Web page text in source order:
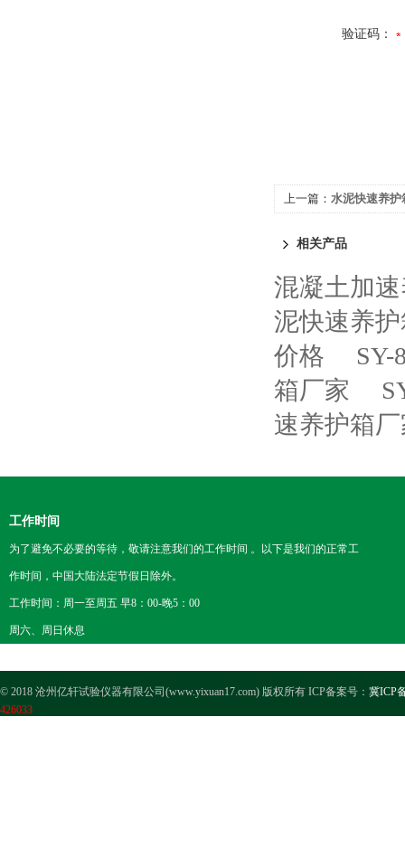
验证码：
上一篇： 水泥快速养护
相关产品
混凝土加
泥快速养
价格
SY-
箱厂家
速养护箱
工作时间
为了避免不必要的等待，敬请注意我们的工作时间 。以下是我们的正常工
作时间，中国大陆法定节假日除外。
工作时间：周一至周五 早8：00-晚5：00
周六、周日休息
© 2018 沧州亿轩试验仪器有限公司(www.yixuan17.com) 版权所有 ICP备案号： 冀ICP
426033